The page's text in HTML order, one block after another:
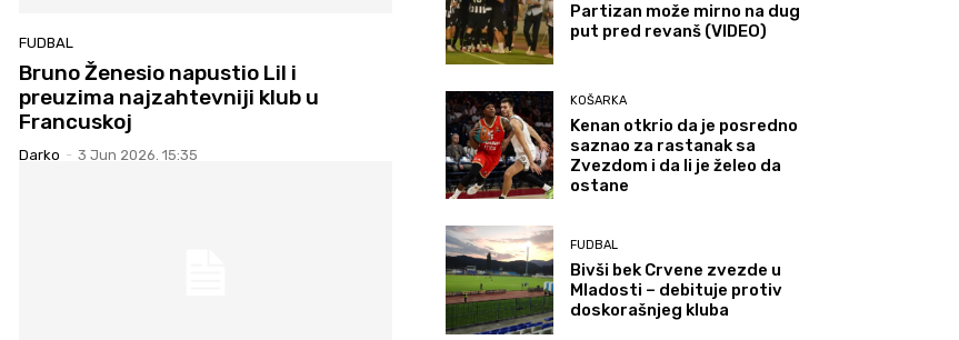
FUDBAL
Bruno Ženesio napustio Lil i
preuzima najzahtevniji klub u
Francuskoj
Darko - 3 Jun 2026. 15:35
Partizan može mirno na dug
put pred revanš (VIDEO)
KOŠARKA
Kenan otkrio da je posredno
saznao za rastanak sa
Zvezdom i da li je želeo da
ostane
FUDBAL
Bivši bek Crvene zvezde u
Mladosti – debituje protiv
doskorašnjeg kluba